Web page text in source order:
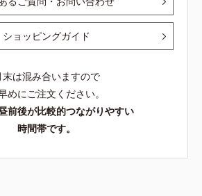
ショッピングガイド
末は混み合いますので
めにご注文ください。
前後が比較的つながりやすい
時間帯です。